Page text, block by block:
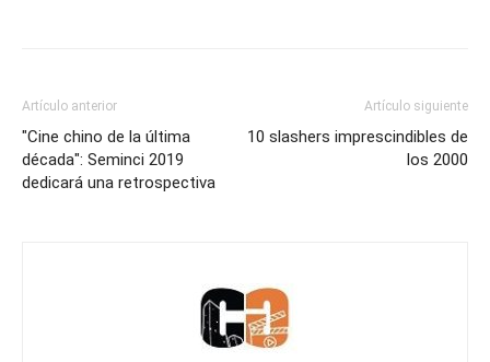
Artículo anterior
"Cine chino de la última
década": Seminci 2019
dedicará una retrospectiva
Artículo siguiente
10 slashers imprescindibles de
los 2000